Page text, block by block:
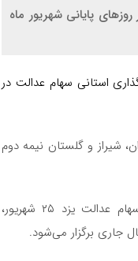
عدالت در روزهای پایانی شهریور ماه
بعد از برگزاری ۹ مجمع شرکت سرمایه‌گذاری استانی سهام عدالت در
شیراز و گلستان نیمه دوم
براساس اطلاعات منتشر شده در سامانه کدال، مجمع شرکت‌های سرمایه گذاری استانی سهام عدالت یزد ۲۵ شهریور،